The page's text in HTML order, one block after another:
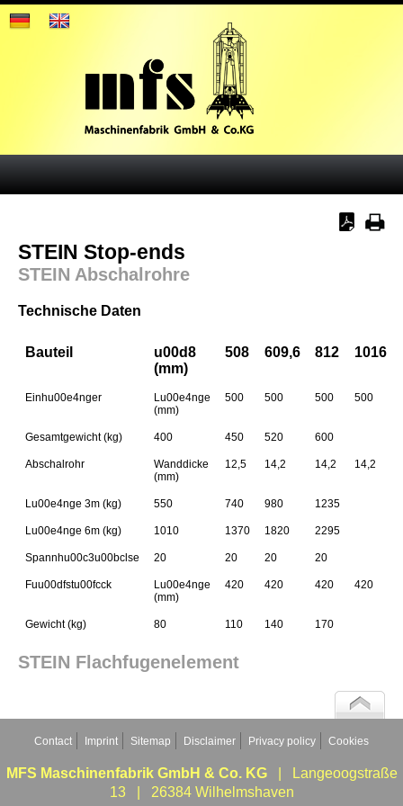
STEIN Stop-ends
STEIN Abschalrohre
Technische Daten
Bauteil
u00d8
(mm)
508 609,6 812 1016
Einhu00e4nger
Lu00e4nge
(mm)
500 500 500 500
Gesamtgewicht (kg) 400 450 520 600
Abschalrohr
Wanddicke
(mm)
12,5 14,2 14,2 14,2
Lu00e4nge 3m (kg) 550 740 980 1235
Lu00e4nge 6m (kg) 1010 1370 1820 2295
Spannhu00c3u00bclse 20 20 20 20
Fuu00dfstu00fcck
Lu00e4nge
(mm)
420 420 420 420
Gewicht (kg) 80 110 140 170
STEIN Flachfugenelement
Contact Imprint Sitemap Disclaimer Privacy policy Cookies
MFS Maschinenfabrik GmbH & Co. KG| Langeoogstraße
13 | 26384 Wilhelmshaven